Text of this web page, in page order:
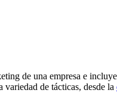
de una empresa e
variedad de tácticas, desde la